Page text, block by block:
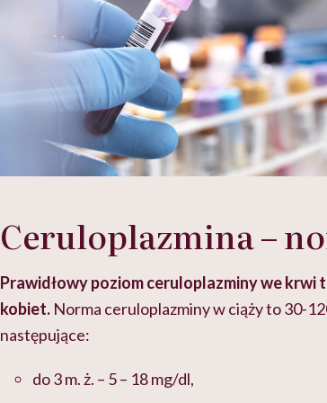
Ceruloplazmina –
Prawidłowy poziom ceruloplazminy we krwi
kobiet. Norma ceruloplazminy w ciąży to 30-
następujące:
do 3 m. ż. – 5 – 18 mg/dl,